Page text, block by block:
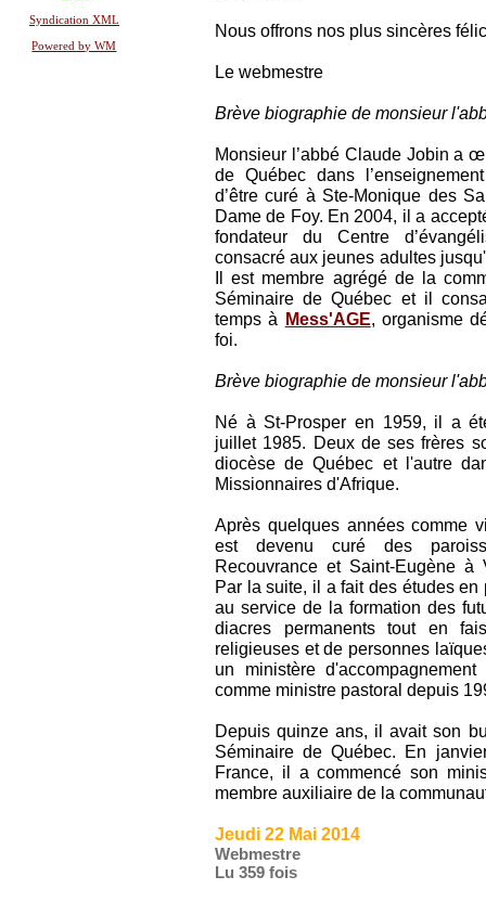
Syndication XML
Powered by WM
Nous offrons nos plus sincères
Le webmestre
Brève biographie de monsieur
Monsieur l’abbé Claude Jobin a
de Québec dans
d’être curé à Ste-Monique des
Dame de Foy. En 2004, il a
fondateur du Centre
consacré aux jeunes adultes
Il est membre agrégé de la
Séminaire de Québec et il
temps à Mess'AGE, organisme
foi.
Brève biographie de monsieur
Né à St-Prosper en 1959, il a
juillet 1985. Deux de ses frères
diocèse de Québec et l'autre
Missionnaires d'Afrique.
Après quelques années comme
est devenu curé des
Recouvrance et Saint-Eugène
Par la suite, il a fait des études
au service de la formation des
diacres permanents tout en
religieuses et de personnes
un ministère
comme ministre pastoral depuis
Depuis quinze ans, il avait son
Séminaire de Québec. En
France, il a commencé son
membre auxiliaire de la
Jeudi 22 Mai 2014
Webmestre
Lu 359 fois